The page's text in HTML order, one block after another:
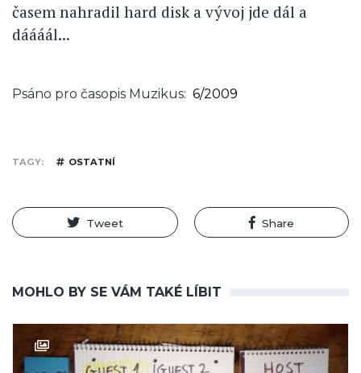
časem nahradil hard disk a vývoj jde dál a
dáááál...
Psáno pro časopis Muzikus 6/2009
TAGY OSTATNÍ
Tweet Share
MOHLO BY SE VÁM TAKÉ LÍBIT